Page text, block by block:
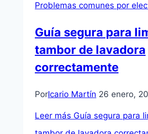
Problemas comunes por
Guía segura para
tambor de lavadora
correctamente
PorIcario Martín 26 enero,
Leer más Guía segura para